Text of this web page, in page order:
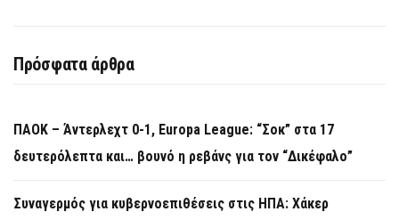
Πρόσφατα άρθρα
ΠΑΟΚ – Άντερλεχτ 0-1, Europa League: “Σοκ” στα 17
δευτερόλεπτα και… βουνό η ρεβάνς για τον “Δικέφαλο”
Συναγερμός για κυβερνοεπιθέσεις στις ΗΠΑ: Χάκερ